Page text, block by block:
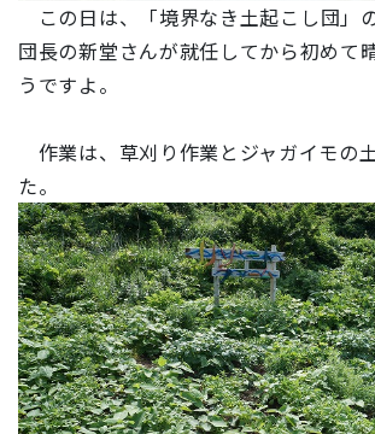
この日は、 「境界なき土起こし団」
団長の新堂さんが就任してから初めて
うですよ。
作業は、草刈り作業とジャガイモの
た。